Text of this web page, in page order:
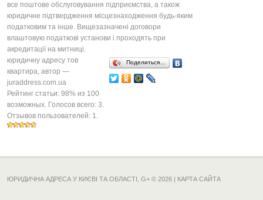
все поштове обслуговування підприємства, а також
юридичне підтвердження місцезнаходження будь-яким
податковим та інше. Вищезазначені договори
влаштовую податкові установи і проходять при
акредитації на митниці.
юридичну адресу тов
квартира, автор —
juraddress.com.ua
Рейтинг статьи: 98% из 100
возможных. Голосов всего: 3.
Отзывов пользователей: 1.
Поделиться…
ЮРИДИЧНА АДРЕСА У КИЄВІ ТА ОБЛАСТІ, G+ © 2026 | КАРТА САЙТА